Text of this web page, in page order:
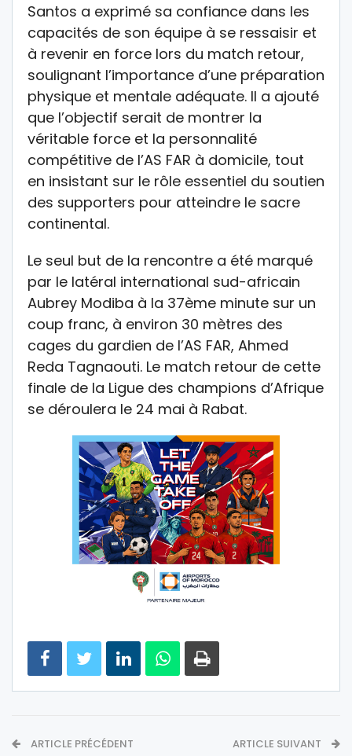
Santos a exprimé sa confiance dans les
capacités de son équipe à se ressaisir et
à revenir en force lors du match retour,
soulignant l’importance d’une préparation
physique et mentale adéquate. Il a ajouté
que l’objectif serait de montrer la
véritable force et la personnalité
compétitive de l’AS FAR à domicile, tout
en insistant sur le rôle essentiel du soutien
des supporters pour atteindre le sacre
continental.
Le seul but de la rencontre a été marqué
par le latéral international sud-africain
Aubrey Modiba à la 37ème minute sur un
coup franc, à environ 30 mètres des
cages du gardien de l’AS FAR, Ahmed
Reda Tagnaouti. Le match retour de cette
finale de la Ligue des champions d’Afrique
se déroulera le 24 mai à Rabat.
ARTICLE PRÉCÉDENT ARTICLE SUIVANT